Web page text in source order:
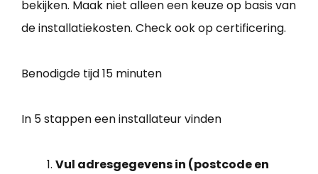
bekijken. Maak niet alleen een keuze op basis van
de installatiekosten. Check ook op certificering.
Benodigde tijd15 minuten
In 5 stappen een installateur vinden
Vul adresgegevens in (postcode en